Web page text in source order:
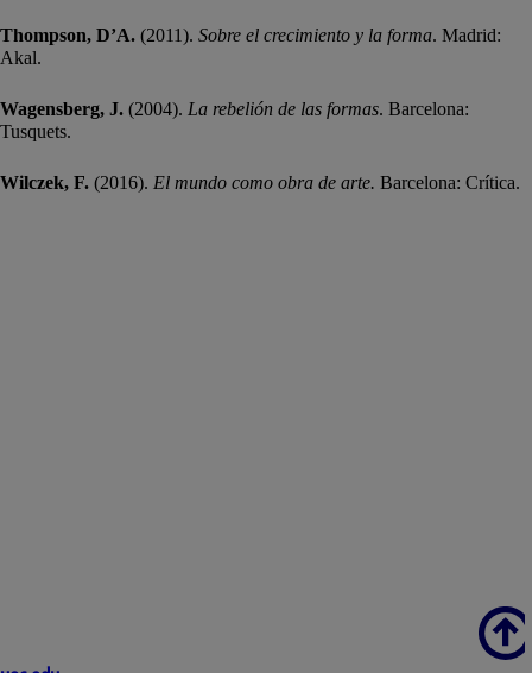
Thompson, D’A. (2011). Sobre el crecimiento y la forma. Madrid:
Akal.
Wagensberg, J. (2004). La rebelión de las formas. Barcelona:
Tusquets.
Wilczek, F. (2016). El mundo como obra de arte. Barcelona: Crítica.
Scroll